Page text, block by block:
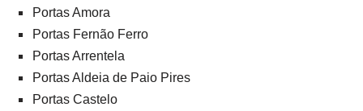
Portas Amora
Portas Fernão Ferro
Portas Arrentela
Portas Aldeia de Paio Pires
Portas Castelo